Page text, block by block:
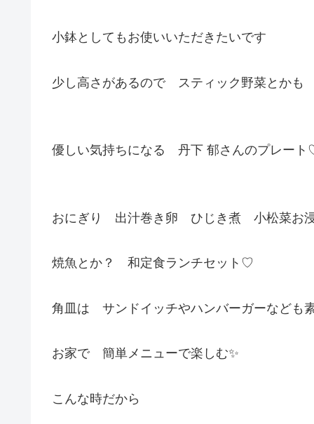
小鉢としてもお使いいただきたいです
少し高さがあるので スティック野菜とかも
優しい気持ちになる 丹下 郁さんのプレー
おにぎり 出汁巻き卵 ひじき煮 小松菜お
焼魚とか？ 和定食ランチセット♡
角皿は サンドイッチやハンバーガーなども
お家で 簡単メニューで楽しむ✨
こんな時だから